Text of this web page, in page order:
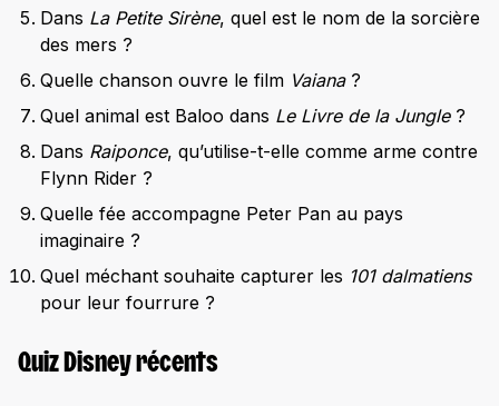
Dans La Petite Sirène, quel est le nom de la sorcière
des mers ?
Quelle chanson ouvre le film Vaiana?
Quel animal est Baloo dans Le Livre de la Jungle?
Dans Raiponce, qu’utilise-t-elle comme arme contre
Flynn Rider ?
Quelle fée accompagne Peter Pan au pays
imaginaire ?
Quel méchant souhaite capturer les 101 dalmatiens
pour leur fourrure ?
Quiz Disney récents